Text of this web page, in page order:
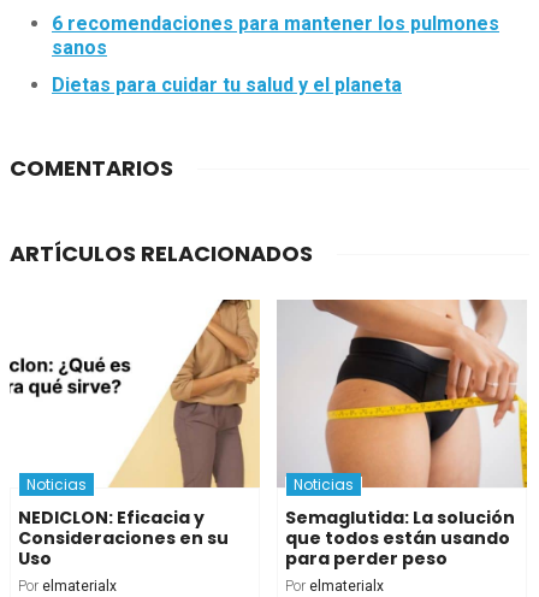
6 recomendaciones para mantener los pulmones
sanos
Dietas para cuidar tu salud y el planeta
COMENTARIOS
ARTÍCULOS RELACIONADOS
Noticias
NEDICLON: Eficacia y
Consideraciones en su
Uso
Por elmaterialx
Noticias
Semaglutida: La solución
que todos están usando
para perder peso
Por elmaterialx